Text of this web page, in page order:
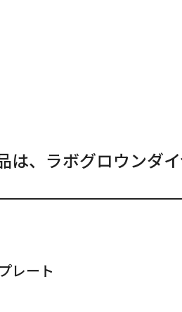
は、ラボグロウンダ
レート